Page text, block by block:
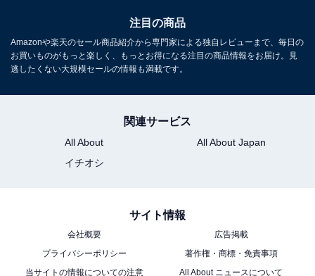
JVCケンウッド「EX-S55-T」
JVCケンウッド EX-S55-T ウッドコーンシリーズ
Amazonで見る
JVCケンウッド「EX-HR10000」
注目の商品
Amazonや楽天のセール商品紹介から専門家による独自レビューまで、毎日の
お買いものがもっと楽しく、もっとお得になる注目の商品情報をお届け。見
逃したくない大規模セールの情報も満載です。
関連サービス
All About
All About Japan
イチオシ
サイト情報
会社概要
広告掲載
プライバシーポリシー
著作権・商標・免責事項
当サイトの情報についての注意
All About ニュースについて